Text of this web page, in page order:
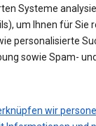
Systeme
um Ihnen für Sie
personalisierte
sowie Spam-
wir